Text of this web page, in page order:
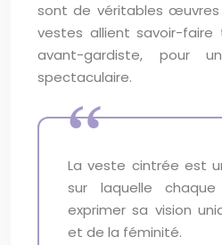
sont de véritables œuvres
vestes allient savoir-faire
avant-gardiste, pour
spectaculaire.
La veste cintrée est
sur laquelle
exprimer sa vision
et de la féminité.